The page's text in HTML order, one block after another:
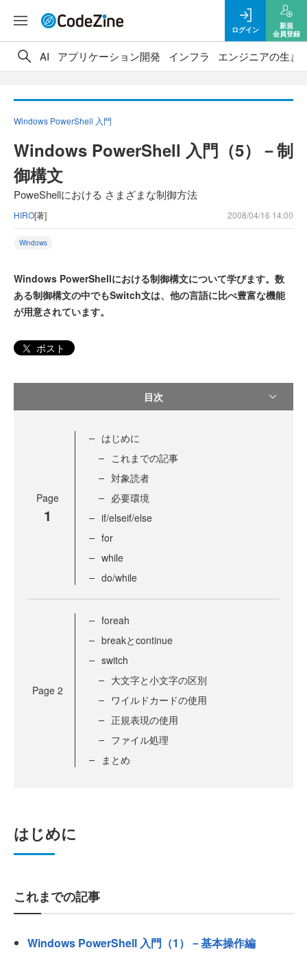
ログイン
新規
会員登録
AI アプリケーション開発 インフラ エンジニアの生き
Windows PowerShell 入門
Windows PowerShell 入門（5）－制
御構文
PoweShellにおける さまざまな制御方法
HIRO[著] 2008/04/16 14:00
Windows
Windows PowerShellにおける制御構文について学びます。数
ある制御構文の中でもSwitch文は、他の言語に比べ豊富な機能
が用意されています。
ポスト
目次
Page
1
はじめに
これまでの記事
対象読者
必要環境
if/elseif/else
for
while
do/while
Page 2
foreah
breakとcontinue
switch
大文字と小文字の区別
ワイルドカードの使用
正規表現の使用
ファイル処理
まとめ
はじめに
これまでの記事
Windows PowerShell 入門（1）－基本操作編